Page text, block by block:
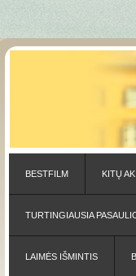
BESTFILM KITŲ
TURTINGIAUSIA
LAIMĖS IŠMINTIS